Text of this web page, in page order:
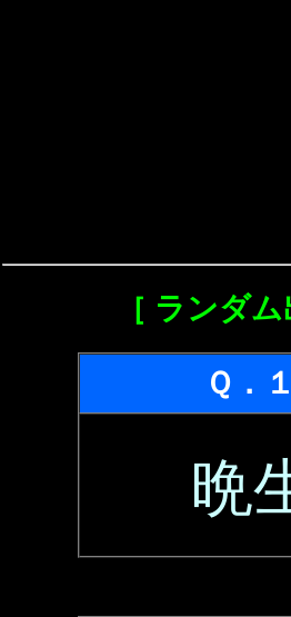
［ ランダム
Ｑ．１
晩